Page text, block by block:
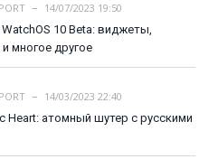
14/07/2023 19:50
10 Beta: виджеты,
многое другое
14/03/2023 22:40
Heart: атомный шутер с русскими